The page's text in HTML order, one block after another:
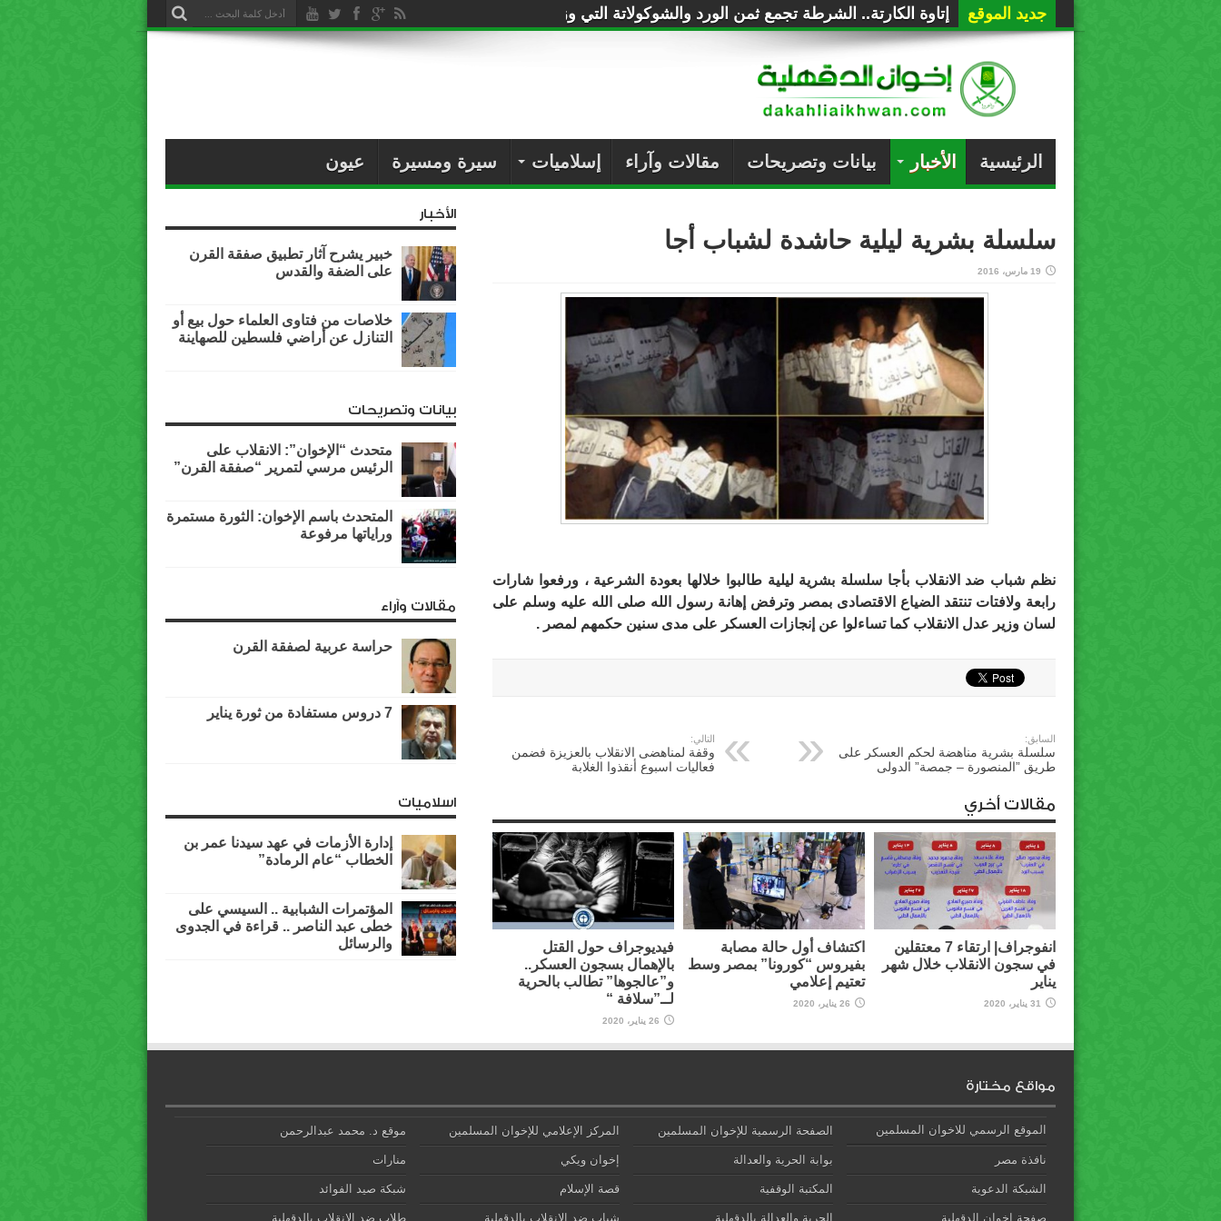
جديد الموقع إتاوة الكارتة.. الشرطة تجمع ثمن الورد والشوكولاتة التي وزعتها على المصريين!
الرئيسية الأخبار بيانات وتصريحات مقالات وآراء إسلاميات سيرة ومسيرة عيون
سلسلة بشرية ليلية حاشدة لشباب أجا
19 مارس، 2016
نظم شباب ضد الانقلاب بأجا سلسلة بشرية ليلية طالبوا خلالها بعودة الشرعية ، ورفعوا شارات
رابعة ولافتات تنتقد الضياع الاقتصادى بمصر وترفض إهانة رسول الله صلى الله عليه وسلم على
لسان وزير عدل الانقلاب كما تساءلوا عن إنجازات العسكر على مدى سنين حكمهم لمصر .
السابق:
سلسلة بشرية مناهضة لحكم العسكر على
طريق ‫”‏المنصورة‬ – ‫‏جمصة‬” الدولى
التالي:
وقفة لمناهضى الانقلاب بالعزيزة فضمن
فعاليات اسبوع أنقذوا الغلابة
مقالات أخري
انفوجراف| ارتقاء 7 معتقلين
في سجون الانقلاب خلال شهر
يناير
31 يناير، 2020
اكتشاف أول حالة مصابة
بفيروس “كورونا” بمصر وسط
تعتيم إعلامي
26 يناير، 2020
فيديوجراف حول القتل
بالإهمال بسجون العسكر..
و”عالجوها” تطالب بالحرية
لــ”سلافة “
26 يناير، 2020
الأخبار
خبير يشرح آثار تطبيق صفقة القرن
على الضفة والقدس
خلاصات من فتاوى العلماء حول بيع أو
التنازل عن أراضي فلسطين للصهاينة
بيانات وتصريحات
متحدث “الإخوان”: الانقلاب على
الرئيس مرسي لتمرير “صفقة القرن”
المتحدث باسم الإخوان: الثورة مستمرة
وراياتها مرفوعة
مقالات وآراء
حراسة عربية لصفقة القرن
7 دروس مستفادة من ثورة يناير
اسلاميات
إدارة الأزمات في عهد سيدنا عمر بن
الخطاب “عام الرمادة”
المؤتمرات الشبابية .. السيسي على
خطى عبد الناصر .. قراءة في الجدوى
والرسائل
مواقع مختارة
الموقع الرسمي للاخوان المسلمين الصفحة الرسمية للإخوان المسلمين المركز الإعلامي للإخوان المسلمين موقع د. محمد عبدالرحمن
نافذة مصر بوابة الحرية والعدالة إخوان ويكي منارات
الشبكة الدعوية المكتبة الوقفية قصة الإسلام شبكة صيد الفوائد
صفحة إخوان الدقهلية الحرية والعدالة بالدقهلية شباب ضد الانقلاب بالدقهلية طلاب ضد الانقلاب بالدقهلية